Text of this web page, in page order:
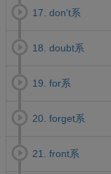
17. don't系
18. doubt系
19. for系
20. forget系
21. front系